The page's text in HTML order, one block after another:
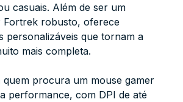
casuais. Além de ser um
Fortrek robusto, oferece
personalizáveis que tornam a
mais completa.
quem procura um mouse gamer
performance, com DPI de até